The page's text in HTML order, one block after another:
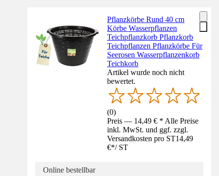
Pflanzkörbe Rund 40 cm
Körbe Wasserpflanzen
Teichpflanzkorb Pflanzkorb
Teichpflanzen Pflanzkörbe Für
Seerosen Wasserpflanzenkorb
Teichkorb
Artikel wurde noch nicht
bewertet.
(0)
Preis — 14,49 € * Alle Preise
inkl. MwSt. und ggf. zzgl.
Versandkosten pro ST14,49
€*/ ST
Online bestellbar